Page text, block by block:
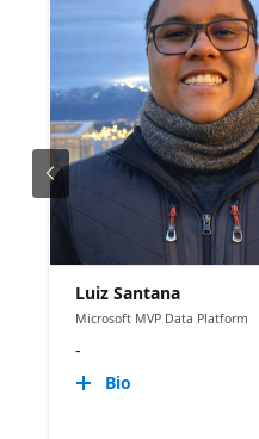
Luiz Santana
Microsoft MVP Data Platform
-
Bio